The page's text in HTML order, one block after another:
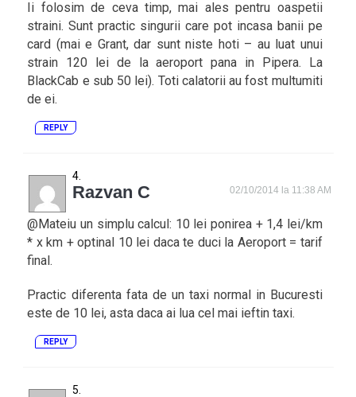
Ii folosim de ceva timp, mai ales pentru oaspetii
straini. Sunt practic singurii care pot incasa banii pe
card (mai e Grant, dar sunt niste hoti – au luat unui
strain 120 lei de la aeroport pana in Pipera. La
BlackCab e sub 50 lei). Toti calatorii au fost multumiti
de ei.
REPLY
Razvan C 02/10/2014 la 11:38 AM
@Mateiu un simplu calcul: 10 lei ponirea + 1,4 lei/km
* x km + optinal 10 lei daca te duci la Aeroport = tarif
final.
Practic diferenta fata de un taxi normal in Bucuresti
este de 10 lei, asta daca ai lua cel mai ieftin taxi.
REPLY